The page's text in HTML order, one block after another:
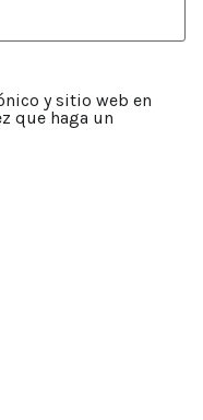
y sitio web en
que haga un